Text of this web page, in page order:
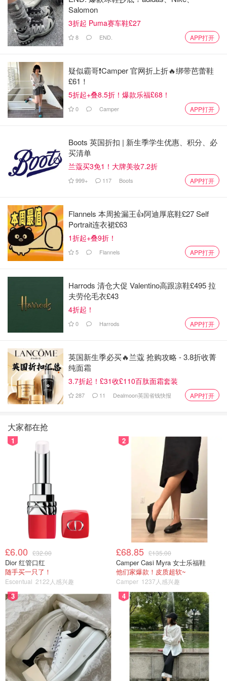
Salomon
3折起 Puma赛车鞋£27
8 END. APP打开
疑似霸哥❗️Camper 官网折上折🔥绑带芭蕾鞋
£61！
5折起+叠8.5折！爆款乐福£68！
0 Camper APP打开
Boots 英国折扣 | 新生季学生优惠、积分、必
买清单
兰蔻买3免1！大牌美妆7.2折
999+ 117 Boots APP打开
Flannels 本周捡漏王👍阿迪厚底鞋£27 Self
Portrait连衣裙£63
1折起+叠9折！
5 Flannels APP打开
Harrods 清仓大促 Valentino高跟凉鞋£495 拉
夫劳伦毛衣£43
4折起！
0 Harrods APP打开
英国新生季必买🔥兰蔻 抢购攻略 - 3.8折收菁
纯面霜
3.7折起！£31收£110百肽面霜套装
287 11 Dealmoon英国省钱快报 APP打开
大家都在抢
1
£6.00 £32.00
Dior 红管口红
随手买一只了！
Escentual 2122人感兴趣
2
£68.85 £135.00
Camper Casi Myra 女士乐福鞋
他们家爆款！皮质超软~
Camper 1237人感兴趣
3 4